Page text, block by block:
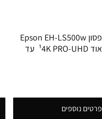
מקרן לייזר אפסון Epson EH-LS500w
טווח קצר מאוד 4K PRO-UHD‏¹ עד
פרטים נוספים